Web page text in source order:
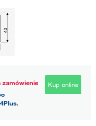
zamówienie
Kup online